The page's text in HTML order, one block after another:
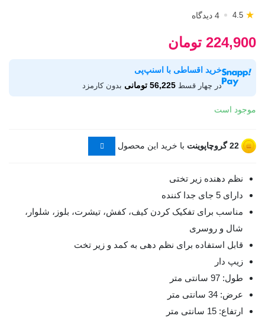
4.5 ★ 4 دیدگاه
224,900 تومان
خرید اقساطی با اسنپ‌پی
در چهار قسط 56,225 تومانی بدون کارمزد
موجود است
22گروچاپوینت با خرید این محصول
نظم دهنده زیر تختی
دارای 5 جای جدا کننده
مناسب برای تفکیک کردن کیف، کفش، تیشرت، بلوز، شلوار،
شال و روسری
قابل استفاده برای نظم دهی به کمد و زیر تخت
زیپ دار
طول: 97 سانتی متر
عرض: 34 سانتی متر
ارتفاع: 15 سانتی متر